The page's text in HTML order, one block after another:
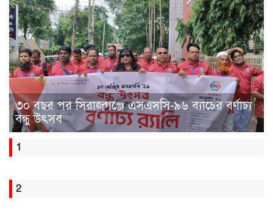
৩০ বছর পর সিরাজগঞ্জে এসএসসি-৯৬ ব্যাচের বর্ণাঢ্য
বন্ধু উৎসব
1
2